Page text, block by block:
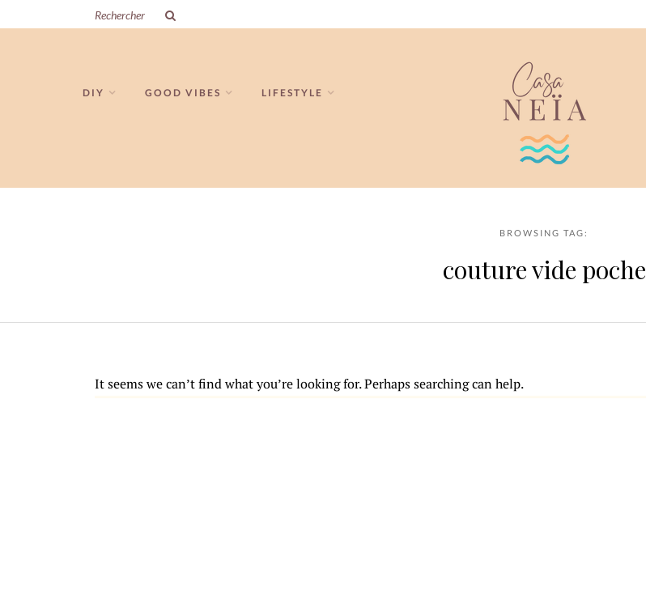
DIY GOOD VIBES LIFESTYLE
BROWSING TAG:
couture vide poche
It seems we can’t find what you’re looking for. Perhaps searching can help.